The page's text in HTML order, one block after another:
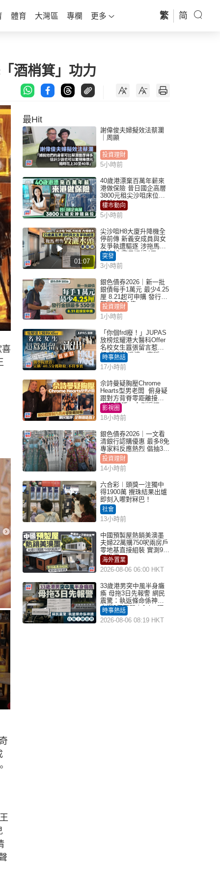
體育 大灣區 專欄 更多 繁 简
酒梢箕」功力
最Hit
謝偉俊夫婦擬效法蔡瀾
｜周顯
投資理財
5小時前
40歲港漂棄百萬年薪來
港做保險 昔日國企高層
3800元租尖沙咀床位｜
租盤Million
樓市動向
5小時前
01:07
尖沙咀H8大廈升降機全
停前傳 新義安成員與女
友爭執遭驅逐 涉拖馬刑
毀被捕 警另通緝4男
突發
3小時前
銀色債券2026｜新一批
銀債每手1萬元 最少4.25
厘 8.21起可申購 發行金
額最多550億
投資理財
1小時前
「你個frd廢！」JUPAS
放榜炫耀港大醫科Offer
名校女生囂張留言惹眾
怒 醫學院澄清：宣稱
「40.5分獲錄取」不符事
實｜Juicy叮
時事熱話
17小時前
佘詩曼疑胸壓Chrome
Hearts型男老闆 俯身疑
跟對方背脊零距離接觸
網民驚呼：企側邊唔
得？
影視圈
18小時前
銀色債券2026｜一文看
清銀行認購優惠 最多8免
專家料反應熱烈 倡抽30
手
投資理財
14小時前
六合彩︱頭獎一注獨中
得1900萬 攪珠結果出爐
即刻入嚟對冧巴！
社會
13小時前
中國預製屋熱銷美澳墨
夫婦22萬購750呎兩房戶
零地基直接組裝 實測9個
月激讚
海外置業
2026-08-06 06:00 HKT
33歲港男突中風半身癱
瘓 母拖3日先報警 網民
震驚：執返條命係神蹟
自爆2個惡習｜Juicy叮
時事熱話
2026-08-06 08:19 HKT